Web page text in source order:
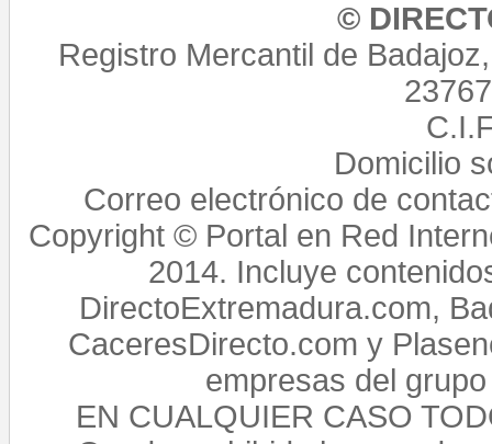
©
Registro Mercantil de
Domicilio
Correo electrónico de
Copyright © Portal en Red
2014. Incluye
DirectoExtremadura.com,
CaceresDirecto.com y
empresas del
EN CUALQUIER CASO